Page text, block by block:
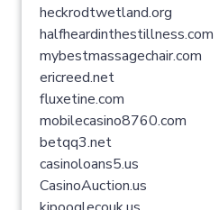
heckrodtwetland.org
halfheardinthestillness.com
mybestmassagechair.com
ericreed.net
fluxetine.com
mobilecasino8760.com
betqq3.net
casinoloans5.us
CasinoAuction.us